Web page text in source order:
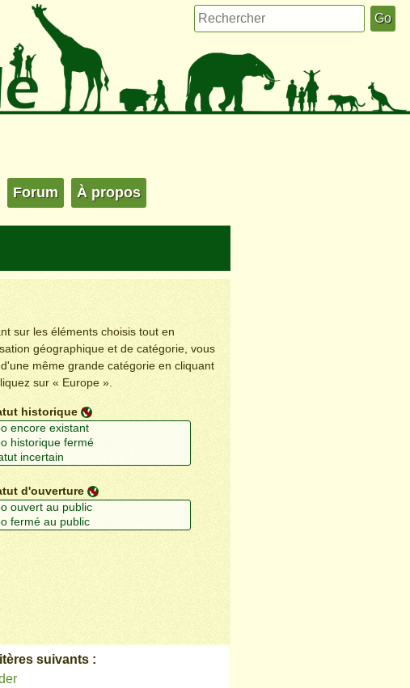
Forum À propos
sur les éléments choisis tout en
géographique et de catégorie, vous
même grande catégorie en cliquant
sur « Europe ».
historique
d'ouverture
suivants :